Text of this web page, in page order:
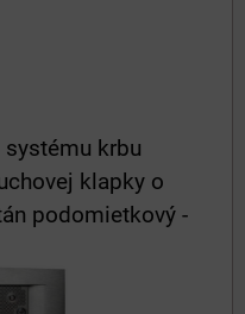
systému krbu
klapky o
podomietkový -